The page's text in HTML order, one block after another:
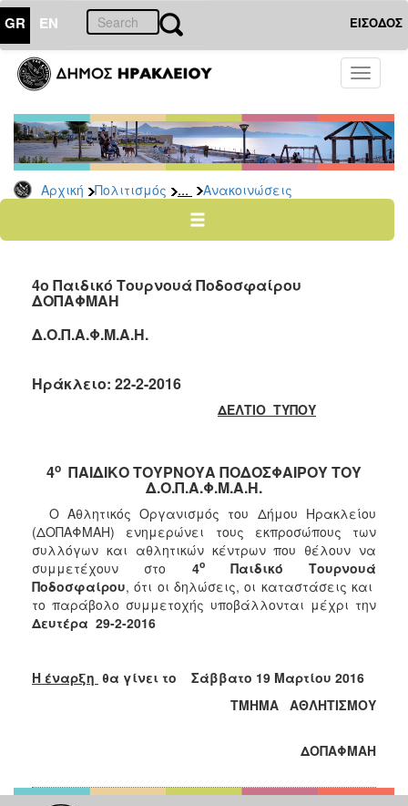
GR EN ΕΙΣΟΔΟΣ
Toggle
Αρχική Πολιτισμός ... Ανακοινώσεις
ΠΟΛΙΤΙΣΜΟΣ
Ποδήλατα
ΤΟΠΟΣ
ΔΗΜΟΣ
ΑΝΘΕΚΤΙΚΗ
4ο Παιδικό Τουρνουά Ποδοσφαίρου
ΔΟΠΑΦΜΑΗ
Δ.Ο.Π.Α.Φ.Μ.Α.Η.
Ηράκλειο: 22-2-2016
ΔΕΛΤΙΟ ΤΥΠΟΥ
4ο ΠΑΙΔΙΚΟ ΤΟΥΡΝΟΥΑ ΠΟΔΟΣΦΑΙΡΟΥ ΤΟΥ
Δ.Ο.Π.Α.Φ.Μ.Α.Η.
Ο Αθλητικός Οργανισμός του Δήμου Ηρακλείου
(ΔΟΠΑΦΜΑΗ) ενημερώνει τους εκπροσώπους των
συλλόγων και αθλητικών κέντρων που θέλουν να
συμμετέχουν στο 4οΠαιδικό Τουρνουά
Ποδοσφαίρου, ότι οι δηλώσεις, οι καταστάσεις και
το παράβολο συμμετοχής υποβάλλονται μέχρι την
Δευτέρα 29-2-2016
Η έναρξη θα γίνει το Σάββατο 19 Μαρτίου 2016
ΤΜΗΜΑ ΑΘΛΗΤΙΣΜΟΥ
ΔΟΠΑΦΜΑΗ